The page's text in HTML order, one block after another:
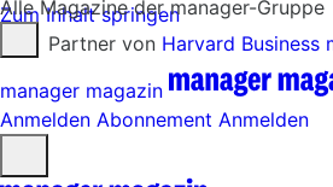
Zum Inhalt springen
Partner von Harvard Business
manager magazin
Anmelden Abonnement Anmelden
öffnen
Alle Magazine der manager-Gruppe